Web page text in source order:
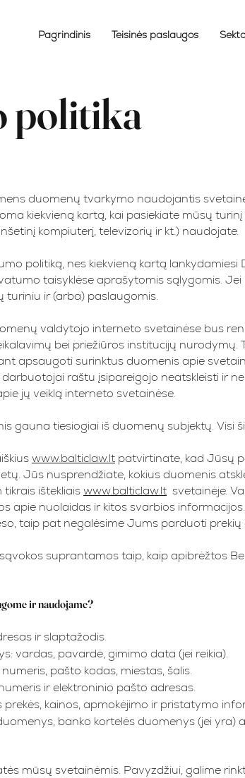
Pagrindinis Teisinės paslaugos
politika
duomenų tvarkymo naudojantis
kiekvieną kartą, kai pasiekiate mūsų
kompiuterį, televizorių ir kt.) naudojate.
politiką, nes kiekvieną kartą
taisyklėse aprašytomis sąlygomis.
turiniu ir (arba) paslaugomis.
valdytojo interneto svetainėse bus
bei priežiūros institucijų nurodymų.
apsaugoti surinktus duomenis apie
raštu įsipareigojo neatskleisti ir
jų veiklą interneto svetainėse.
gauna tiesiogiai iš duomenų subjektų. Visi
www.balticlaw.lt patvirtinate, kad Jūsų
Jūs nusprendžiate, kokius duomenis
ištekliaiswww.balticlaw.lt svetainėje.
apie nuolaidas ir kitos svarbios
taip pat negalėsime Jums parduoti prekių
suprantamos taip, kaip apibrėžtos
ir naudojame?
ir slaptažodis.
vardas, pavardė, gimimo data (jei reikia).
pašto kodas, miestas, šalis.
ir elektroninio pašto adresas.
kainos, apmokėjimo ir pristatymo
banko kortelės duomenys (jei
mūsų svetainėmis. Pavyzdžiui, galime